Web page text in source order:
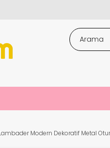
Modern Dekoratif Metal